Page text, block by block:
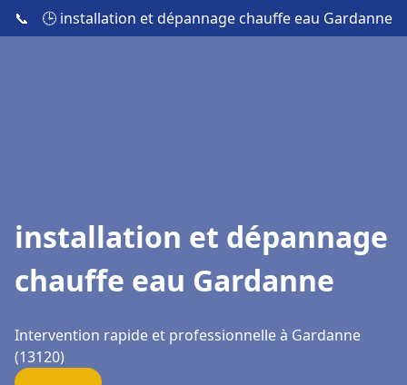
📞 🕒 installation et dépannage chauffe eau Gardanne
installation et dépannage
chauffe eau Gardanne
Intervention rapide et professionnelle à Gardanne
(13120)